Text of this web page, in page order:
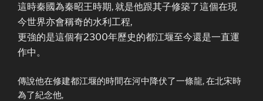
這時秦國為秦昭王時期, 就是他跟其子修築了這個在現
今世界亦會稱奇的水利工程,
更強的是這個有2300年歷史的都江堰至今還是一直運
作中。
傳說他在修建都江堰的時間在河中降伏了一條龍, 在北宋時
為了紀念他,